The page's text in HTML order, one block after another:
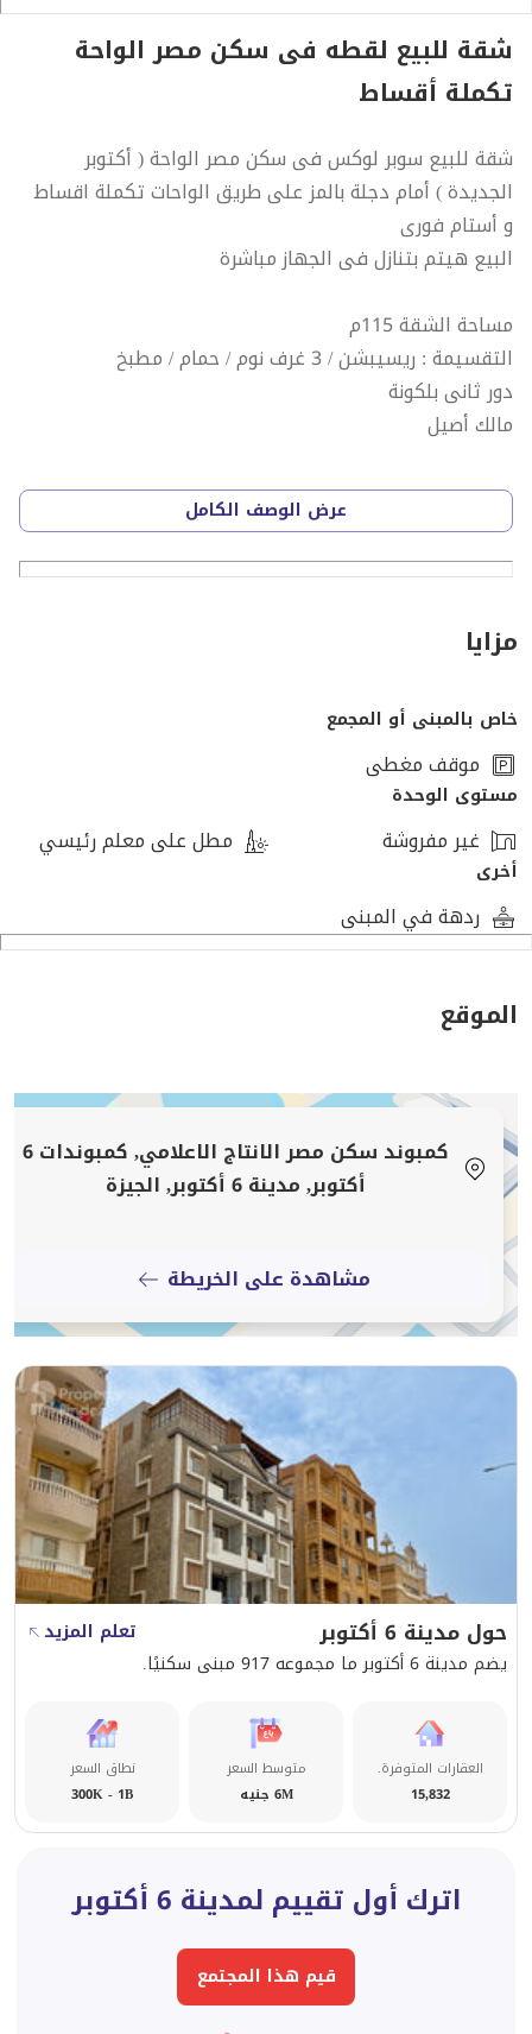
شقة للبيع لقطه فى سكن مصر الواحة
تكملة أقساط
شقة للبيع سوبر لوكس فى سكن مصر الواحة ( أكتوبر
الجديدة ) أمام دجلة بالمز على طريق الواحات تكملة اقساط
و أستام فورى
البيع هيتم بتنازل فى الجهاز مباشرة
مساحة الشقة 115م
التقسيمة : ريسيبشن / 3 غرف نوم / حمام / مطبخ
دور ثانى بلكونة
مالك أصيل
المبلغ المطلوب : مليون و 450 ألف
متبقى اقساط بأجمالى 840 ألف بيدفعو على سنتين كل 3
شهور 104 الف
عرض الوصف الكامل
مزايا
خاص بالمبنى أو المجمع
موقف مغطى
مستوى الوحدة
غير مفروشة مطل على معلم رئيسي
أخرى
ردهة في المبنى
الموقع
كمبوند سكن مصر الانتاج الاعلامي, كمبوندات 6
أكتوبر, مدينة 6 أكتوبر, الجيزة
مشاهدة على الخريطة
حول مدينة 6 أكتوبر
تعلم المزيد
يضم مدينة 6 أكتوبر ما مجموعه 917 مبنى سكنيًا.
العقارات المتوفرة.
15,832
متوسط السعر
6M جنيه
نطاق السعر
300K - 1B
اترك أول تقييم لمدينة 6 أكتوبر
قيم هذا المجتمع